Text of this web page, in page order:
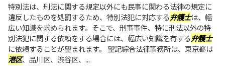
特別法は、刑法に関する規定以外にも民事に関わる法律の規定に
違反したものを処罰するため、特別法犯に対応する弁護士は、幅
広い知識を求められます。そこで、刑事事件、特に刑法以外の特
別法犯に関する依頼をする場合には、幅広い知識を有する弁護士
に依頼することが望まれます。 望記綜合法律事務所は、東京都は
港区、品川区、渋谷区、...